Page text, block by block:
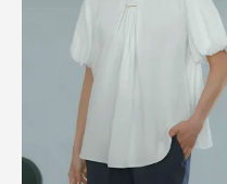
オフィスやマザーシ
ーツ。気負わずに着
Floliaの提案するスー
品よく艶やかに着こ
セットアップから、
感のあるブラックフォ
せて頂きます。